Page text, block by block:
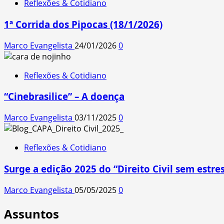
Reflexões & Cotidiano
1ª Corrida dos Pipocas (18/1/2026)
Marco Evangelista 24/01/20260
Reflexões & Cotidiano
“Cinebrasilice” – A doença
Marco Evangelista 03/11/20250
Reflexões & Cotidiano
Surge a edição 2025 do “Direito Civil sem
Marco Evangelista 05/05/20250
Assuntos